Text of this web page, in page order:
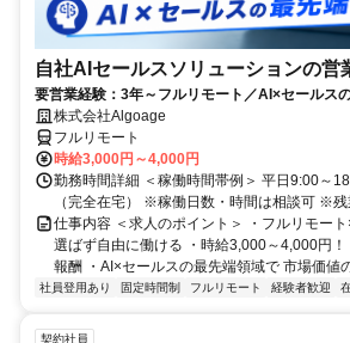
自社AIセールスソリューションの営
要営業経験：3年～フルリモート／AI×セールス
株式会社Algoage
フルリモート
時給3,000円～4,000円
勤務時間詳細 ＜稼働時間帯例＞ 平日9:00～
（完全在宅） ※稼働日数・時間は相談可 ※残
仕事内容 ＜求人のポイント＞ ・フルリモー
選ばず自由に働ける ・時給3,000～4,000円
報酬 ・AI×セールスの最先端領域で 市場価値
社員登用あり 固定時間制 フルリモート 経験者歓迎
契約社員